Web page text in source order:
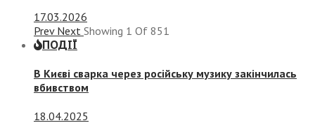
17.03.2026
Prev Next Showing 1 Of 851
ПОДІЇ
В Києві сварка через російську музику закінчилась
вбивством
18.04.2025